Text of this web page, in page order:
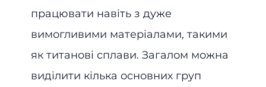
працювати навіть з дуже
вимогливими матеріалами, такими
як титанові сплави. Загалом можна
виділити кілька основних груп